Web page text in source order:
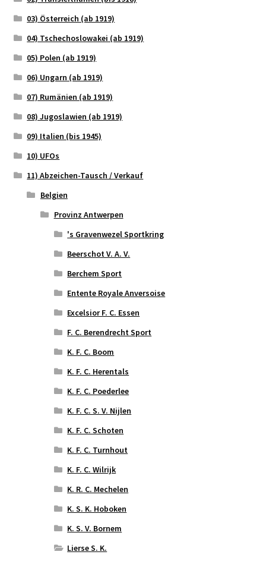
03) Österreich (ab 1919)
04) Tschechoslowakei (ab 1919)
05) Polen (ab 1919)
06) Ungarn (ab 1919)
07) Rumänien (ab 1919)
08) Jugoslawien (ab 1919)
09) Italien (bis 1945)
10) UFOs
11) Abzeichen-Tausch / Verkauf
Belgien
Provinz Antwerpen
's Gravenwezel Sportkring
Beerschot V. A. V.
Berchem Sport
Entente Royale Anversoise
Excelsior F. C. Essen
F. C. Berendrecht Sport
K. F. C. Boom
K. F. C. Herentals
K. F. C. Poederlee
K. F. C. S. V. Nijlen
K. F. C. Schoten
K. F. C. Turnhout
K. F. C. Wilrijk
K. R. C. Mechelen
K. S. K. Hoboken
K. S. V. Bornem
Lierse S. K.